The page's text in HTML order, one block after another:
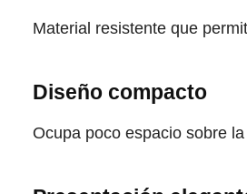
Material resistente que
Diseño compacto
Ocupa poco espacio sobre